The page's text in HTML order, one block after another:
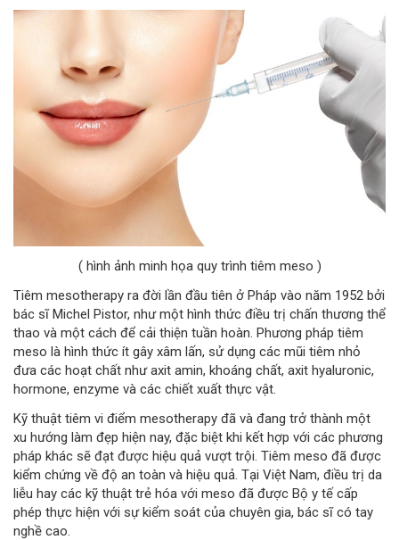
( hình ảnh minh họa quy trình tiêm meso )
Tiêm mesotherapy ra đời lần đầu tiên ở Pháp vào năm 1952 bởi
bác sĩ Michel Pistor, như một hình thức điều trị chấn thương thể
thao và một cách để cải thiện tuần hoàn. Phương pháp tiêm
meso là hình thức ít gây xâm lấn, sử dụng các mũi tiêm nhỏ
đưa các hoạt chất như axit amin, khoáng chất, axit hyaluronic,
hormone, enzyme và các chiết xuất thực vật.
Kỹ thuật tiêm vi điểm mesotherapy đã và đang trở thành một
xu hướng làm đẹp hiện nay, đặc biệt khi kết hợp với các phương
pháp khác sẽ đạt được hiệu quả vượt trội. Tiêm meso đã được
kiểm chứng về độ an toàn và hiệu quả. Tại Việt Nam, điều trị da
liễu hay các kỹ thuật trẻ hóa với meso đã được Bộ y tế cấp
phép thực hiện với sự kiểm soát của chuyên gia, bác sĩ có tay
nghề cao.